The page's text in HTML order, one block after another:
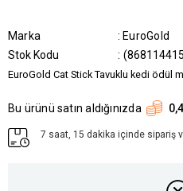
Marka : EuroGold
Stok Kodu
EuroGold Cat Stick Tavuklu kedi ödül
Bu ürünü satın aldığınızda
7 saat, 15 dakika içinde sipariş